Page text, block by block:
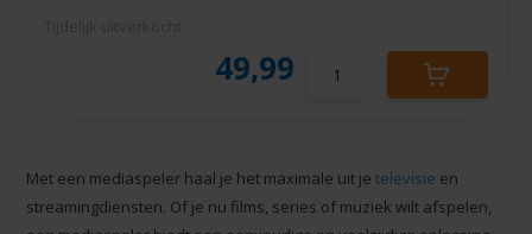
49,99
Met een mediaspeler haal je het maximale uit jetelevisie en
streamingdiensten. Of je nu films, series of muziek wilt afspelen,